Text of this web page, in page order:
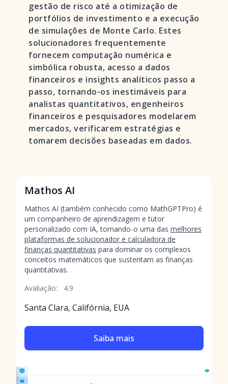
gestão de risco até a otimização de
portfólios de investimento e a execução
de simulações de Monte Carlo. Estes
solucionadores frequentemente
fornecem computação numérica e
simbólica robusta, acesso a dados
financeiros e insights analíticos passo a
passo, tornando-os inestimáveis para
analistas quantitativos, engenheiros
financeiros e pesquisadores modelarem
mercados, verificarem estratégias e
tomarem decisões baseadas em dados.
Mathos AI
Mathos AI (também conhecido como MathGPTPro) é
um companheiro de aprendizagem e tutor
personalizado com IA, tornando-o uma das melhores
plataformas de solucionador e calculadora de
finanças quantitativas para dominar os complexos
conceitos matemáticos que sustentam as finanças
quantitativas.
Avaliação:
4.9
Santa Clara, Califórnia, EUA
Saiba mais